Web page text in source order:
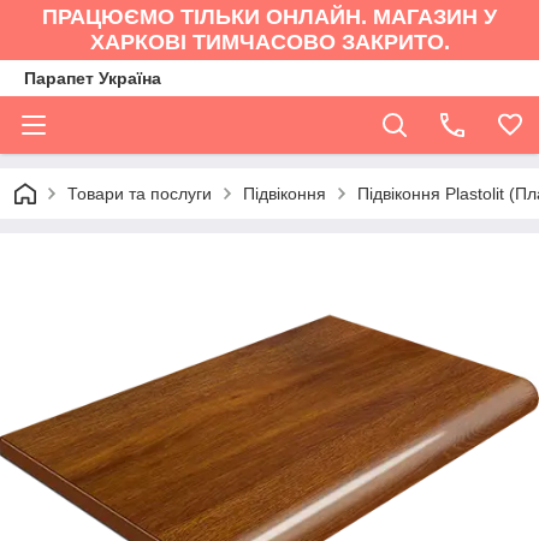
ПРАЦЮЄМО ТІЛЬКИ ОНЛАЙН. МАГАЗИН У
ХАРКОВІ ТИМЧАСОВО ЗАКРИТО.
Парапет Україна
Товари та послуги Підвіконня Підвіконня Plastolit